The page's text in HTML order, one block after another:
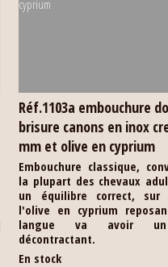
Réf.1103a embouchure
brisure canons en inox
mm et olive en cyprium
Embouchure classique,
la plupart des chevaux
un équilibre correct, sur
l'olive en cyprium
langue va avoir
décontractant.
En stock